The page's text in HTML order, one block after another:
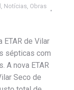
, Notícias, Obras
ETAR de Vilar
sépticas com
A nova ETAR
Seco de